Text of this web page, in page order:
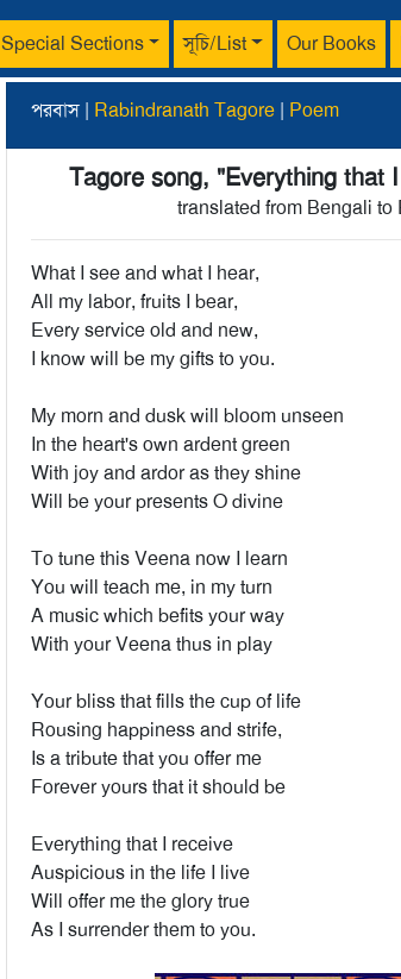
Special Sections সূচি/List Our Books
পরবাস | Rabindranath Tagore | Poem
Tagore song, "Everything that
translated from Bengali to
What I see and what I hear,
All my labor, fruits I bear,
Every service old and new,
I know will be my gifts to you.
My morn and dusk will bloom unseen
In the heart's own ardent green
With joy and ardor as they shine
Will be your presents O divine
To tune this Veena now I learn
You will teach me, in my turn
A music which befits your way
With your Veena thus in play
Your bliss that fills the cup of life
Rousing happiness and strife,
Is a tribute that you offer me
Forever yours that it should be
Everything that I receive
Auspicious in the life I live
Will offer me the glory true
As I surrender them to you.